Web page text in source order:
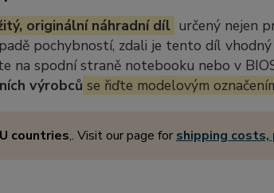
originální náhradní díl určený nejen
pochybností, zdali je tento díl
na spodní straně notebooku nebo v
výrobců se řiďte modelovým
countries,. Visit our page for shipping